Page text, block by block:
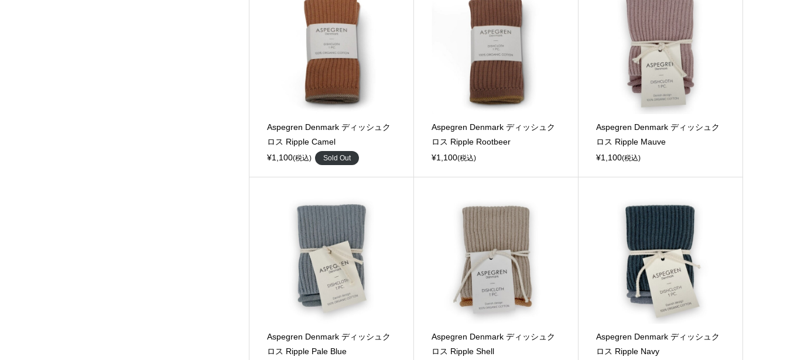
Aspegren Denmark ディッシュク
ロス Ripple Camel
¥1,100(税込) Sold Out
Aspegren Denmark ディッシュク
ロス Ripple Rootbeer
¥1,100(税込)
Aspegren Denmark ディッシュク
ロス Ripple Mauve
¥1,100(税込)
Aspegren Denmark ディッシュク
ロス Ripple Pale Blue
Aspegren Denmark ディッシュク
ロス Ripple Shell
Aspegren Denmark ディッシュク
ロス Ripple Navy